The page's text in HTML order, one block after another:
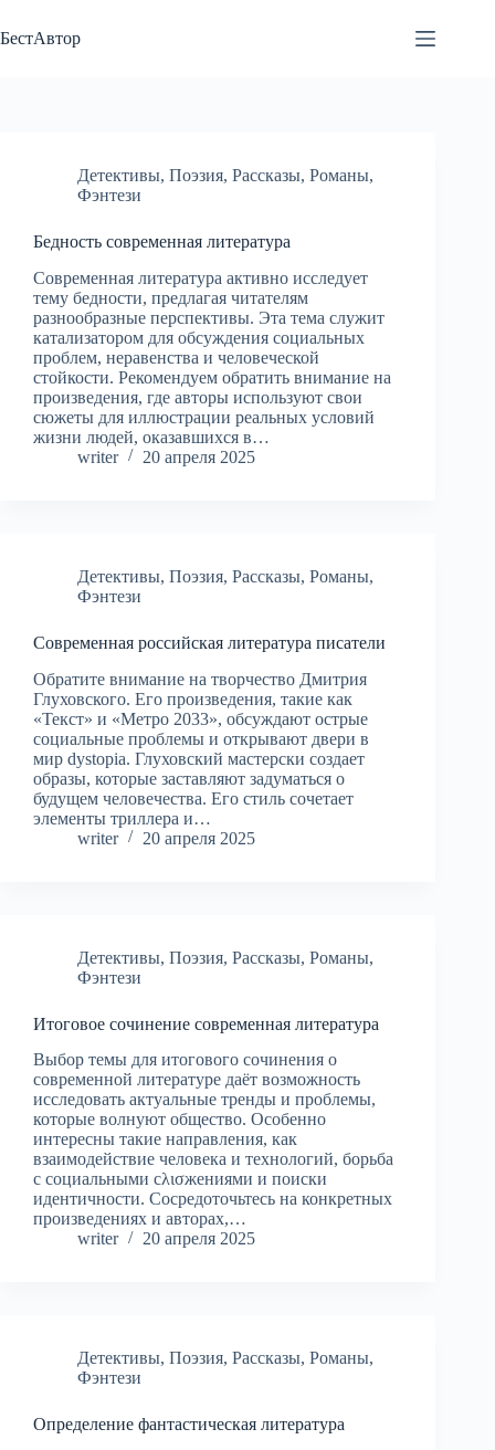
к
сути
БестАвтор
Детективы, Поэзия, Рассказы, Романы,
Фэнтези
Бедность современная литература
Современная литература активно исследует
тему бедности, предлагая читателям
разнообразные перспективы. Эта тема служит
катализатором для обсуждения социальных
проблем, неравенства и человеческой
стойкости. Рекомендуем обратить внимание на
произведения, где авторы используют свои
сюжеты для иллюстрации реальных условий
жизни людей, оказавшихся в…
writer
20 апреля 2025
Детективы, Поэзия, Рассказы, Романы,
Фэнтези
Современная российская литература писатели
Обратите внимание на творчество Дмитрия
Глуховского. Его произведения, такие как
«Текст» и «Метро 2033», обсуждают острые
социальные проблемы и открывают двери в
мир dystopia. Глуховский мастерски создает
образы, которые заставляют задуматься о
будущем человечества. Его стиль сочетает
элементы триллера и…
writer
20 апреля 2025
Детективы, Поэзия, Рассказы, Романы,
Фэнтези
Итоговое сочинение современная литература
Выбор темы для итогового сочинения о
современной литературе даёт возможность
исследовать актуальные тренды и проблемы,
которые волнуют общество. Особенно
интересны такие направления, как
взаимодействие человека и технологий, борьба
с социальными сλισжениями и поиски
идентичности. Сосредоточьтесь на конкретных
произведениях и авторах,…
writer
20 апреля 2025
Детективы, Поэзия, Рассказы, Романы,
Фэнтези
Определение фантастическая литература